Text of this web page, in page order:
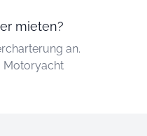
mieten?
an.
Motoryacht